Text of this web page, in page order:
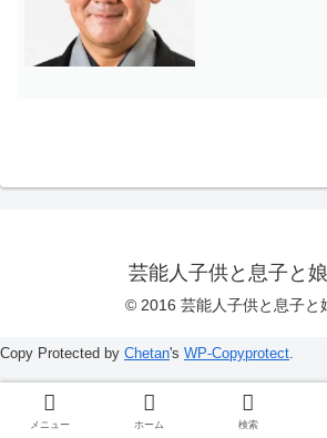
芸能人子供と息子と
© 2016 芸能人子供と息子と
メニュー ホーム 検索
Copy Protected by Chetan's WP-Copyprotect